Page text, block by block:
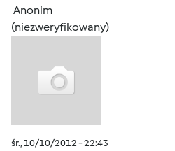
Anonim
(niezweryfikowany)
śr., 10/10/2012 - 22:43